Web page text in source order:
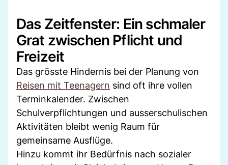
Das Zeitfenster: Ein schmaler
Grat zwischen Pflicht und
Freizeit
Das grösste Hindernis bei der Planung von
Reisen mit Teenagern sind oft ihre vollen
Terminkalender. Zwischen
Schulverpflichtungen und ausserschulischen
Aktivitäten bleibt wenig Raum für
gemeinsame Ausflüge.
Hinzu kommt ihr Bedürfnis nach sozialer